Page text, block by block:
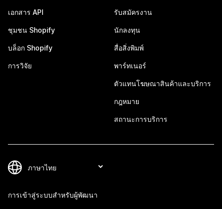
เอกสาร API
ชุมชน Shopify
บล็อก Shopify
การวิจัย
รับสมัครงาน
นักลงทุน
สื่อสิ่งพิมพ์
พาร์ทเนอร์
ตัวแทนโฆษณาสินค้าและบริการ
กฎหมาย
สถานะการบริการ
การเข้าสู่ระบบสำหรับผู้พัฒนา